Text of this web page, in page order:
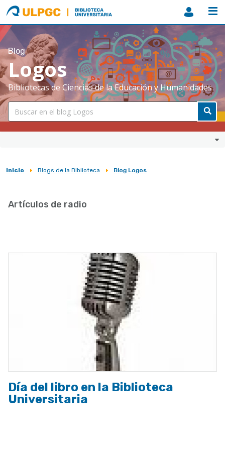
ULPGC
Biblioteca
ULPGC
Blog
Logos
Bibliotecas de Ciencias de la Educación y Humanidades
Sobrescribir
de
la
Inicio Blogs de la Biblioteca Blog Logos
Artículos de radio
Día del libro en la Biblioteca
Universitaria